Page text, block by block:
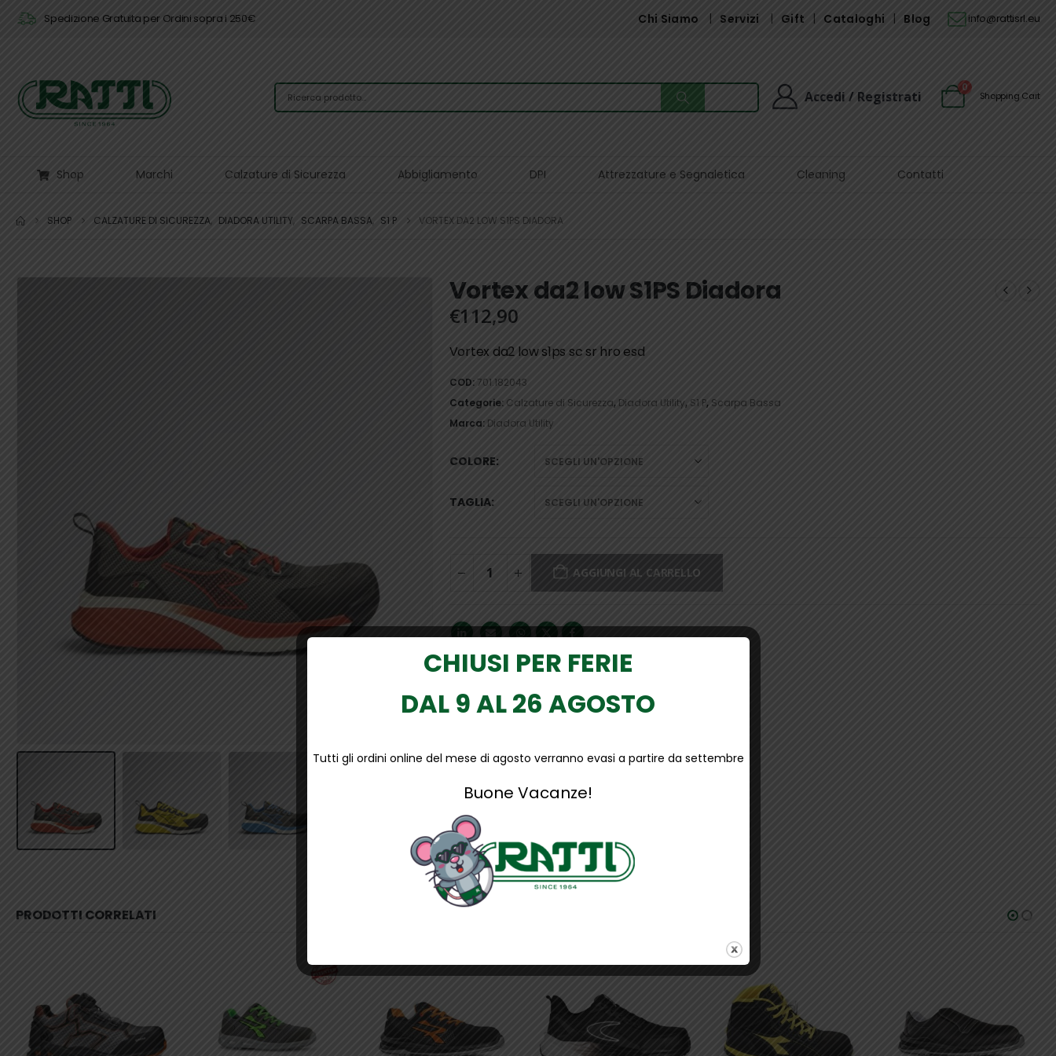
Spedizione Gratuita per Ordini sopra i 250€ Chi Siamo Servizi Gift Cataloghi Blog info@rattisrl.eu
Accedi / Registrati
0
Shopping Cart
Shop Marchi Calzature di Sicurezza Abbigliamento DPI Attrezzature e Segnaletica Cleaning Contatti
SHOP CALZATURE DI SICUREZZA, DIADORA UTILITY, SCARPA BASSA S1 P VORTEX DA2 LOW S1PS DIADORA
Vortex da2 low S1PS Diadora
€112,90
Vortex da2 low s1ps sc sr hro esd
COD: 701.182043
Categorie: Calzature di Sicurezza, Diadora Utility, S1 P, Scarpa Bassa
Marca: Diadora Utility
COLORE
TAGLIA
AGGIUNGI AL CARRELLO
PRODOTTI CORRELATI
CHIUSI PER FERIE
DAL 9 AL 26 AGOSTO
Tutti gli ordini online del mese di agosto verranno evasi a partire da settembre
Buone Vacanze!